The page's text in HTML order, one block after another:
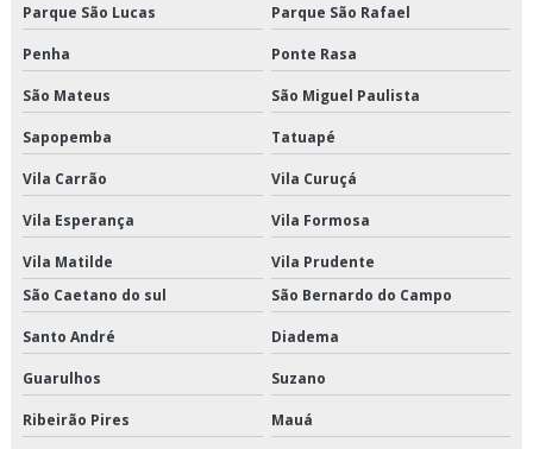
Manutenção de elevadores serviço
Manutenção dos elevadores
Manutenção e conservação de elevadores
Manutenção elevadores valor
Manutenção em elevador contrato
Manutenção mecânica de elevadores
Manutenção preventiva e corretiva de elevadores
Manutenção preventiva em elevadores
Parque São Lucas Parque São Rafael
Penha Ponte Rasa
São Mateus São Miguel Paulista
Sapopemba Tatuapé
Vila Carrão Vila Curuçá
Vila Esperança Vila Formosa
Vila Matilde
Vila Prudente
São Caetano do sul
São Bernardo do Campo
Santo André Diadema
Guarulhos Suzano
Ribeirão Pires Mauá